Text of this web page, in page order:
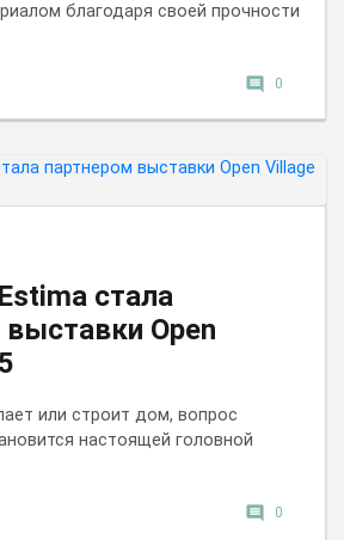
благодаря своей прочности
comment 0
стала
Open
или строит дом, вопрос
настоящей головной
comment 0